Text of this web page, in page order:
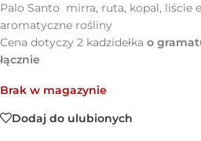
Palo Santo mirra, ruta, kopal, liście
aromatyczne rośliny
Cena dotyczy 2 kadzidełka o
łącznie
Brak w magazynie
Dodaj do ulubionych